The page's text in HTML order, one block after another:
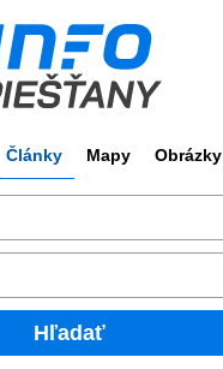
Články Mapy Obrázky
Hľadať